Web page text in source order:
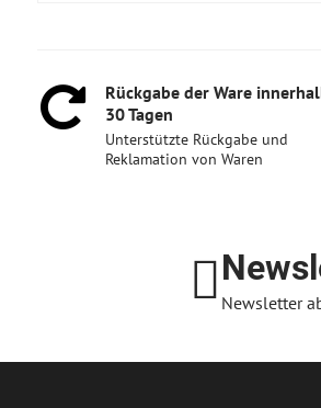
Rückgabe der Ware
30 Tagen
Unterstützte Rückgabe und
Reklamation von Waren
Newsletter